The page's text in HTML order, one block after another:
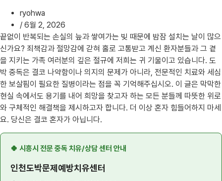
ryohwa
/ 6월 2, 2026
끝없이 반복되는 손실의 늪과 쌓여가는 빚 때문에 밤잠 설치는 날이 많으
신가요? 죄책감과 절망감에 갇혀 홀로 고통받고 계신 환자분들과 그 곁
을 지키는 가족 여러분의 깊은 절규에 저희는 귀 기울이고 있습니다. 도
박 중독은 결코 나약함이나 의지의 문제가 아니라, 전문적인 치료와 세심
한 보살핌이 필요한 질병이라는 점을 꼭 기억해주십시오. 이 글은 막막한
현실 속에서도 용기를 내어 희망을 찾고자 하는 모든 분들께 따뜻한 위로
와 구체적인 해결책을 제시하고자 합니다. 더 이상 혼자 힘들어하지 마세
요. 당신은 결코 혼자가 아닙니다.
🍀 시흥시 전문 중독 치유/상담 센터 안내
인천도박문제예방치유센터